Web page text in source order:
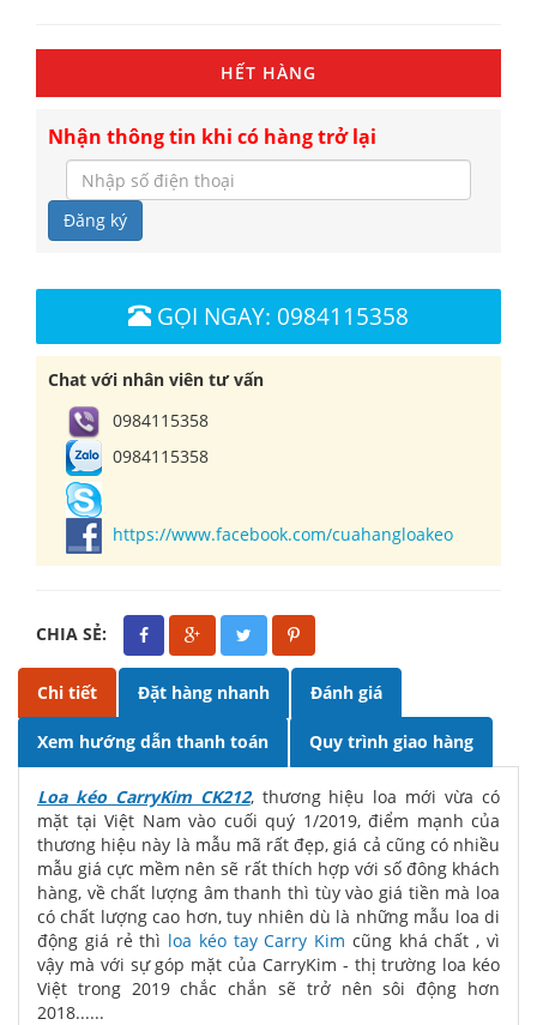
HẾT HÀNG
Nhận thông tin khi có hàng trở lại
Đăng ký
GỌI NGAY: 0984115358
Chat với nhân viên tư vấn
0984115358
0984115358
https://www.facebook.com/cuahangloakeo
CHIA SẺ:
Chi tiết Đặt hàng nhanh Đánh giá
Xem hướng dẫn thanh toán Quy trình giao hàng
Loa kéo CarryKim CK212, thương hiệu loa mới vừa có
mặt tại Việt Nam vào cuối quý 1/2019, điểm mạnh của
thương hiệu này là mẫu mã rất đẹp, giá cả cũng có nhiều
mẫu giá cực mềm nên sẽ rất thích hợp với số đông khách
hàng, về chất lượng âm thanh thì tùy vào giá tiền mà loa
có chất lượng cao hơn, tuy nhiên dù là những mẫu loa di
động giá rẻ thì loa kéo tay Carry Kim cũng khá chất , vì
vậy mà với sự góp mặt của CarryKim - thị trường loa kéo
Việt trong 2019 chắc chắn sẽ trở nên sôi động hơn
2018......